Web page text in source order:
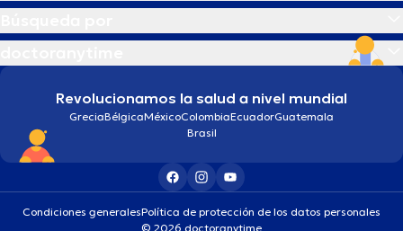
Revolucionamos la salud a nivel mundial
GreciaBélgicaMéxicoColombiaEcuadorGuatemala
Brasil
Condiciones generalesPolítica de protección de los datos personales
© 2026 doctoranytime